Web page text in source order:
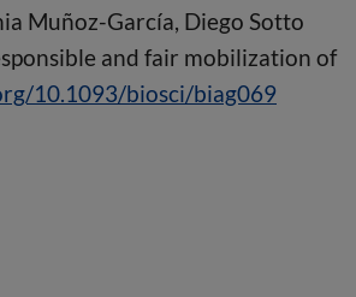
Muñoz-García, Diego Sotto
and fair mobilization of
10.1093/biosci/biag069